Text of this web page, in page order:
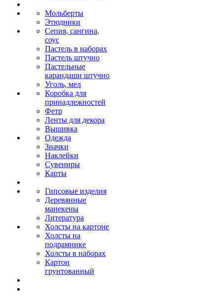
Мольберты
Этюдники
Сепия, сангина,
соус
Пастель в наборах
Пастель штучно
Пастельные
карандаши штучно
Уголь, мел
Коробка для
принадлежностей
Фетр
Ленты для декора
Вышивка
Одежда
Значки
Наклейки
Сувениры
Карты
Гипсовые изделия
Деревянные
манекены
Литература
Холсты на картоне
Холсты на
подрамнике
Холсты в наборах
Картон
грунтованный